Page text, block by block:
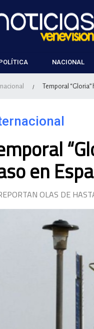
NACIONAL
/ Temporal
en
OLAS DE